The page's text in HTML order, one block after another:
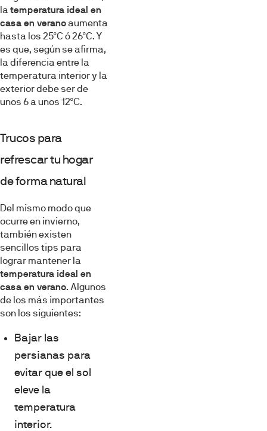
la temperatura ideal en
casa en veranoaumenta
hasta los 25ºC ó 26ºC. Y
es que, según se afirma,
la diferencia entre la
temperatura interior y la
exterior debe ser de
unos 6 a unos 12ºC.
Trucos para
refrescar tu hogar
de forma natural
Del mismo modo que
ocurre en invierno,
también existen
sencillos tips para
lograr mantener la
temperatura ideal en
casa en verano. Algunos
de los más importantes
son los siguientes:
Bajar las
persianas para
evitar que el sol
eleve la
temperatura
interior.